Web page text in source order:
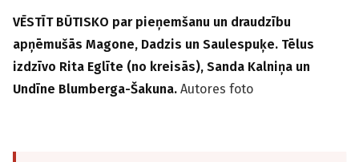
VĒSTĪT BŪTISKO par pieņemšanu un draudzību
apņēmušās Magone, Dadzis un Saulespuķe. Tēlus
izdzīvo Rita Eglīte (no kreisās), Sanda Kalniņa un
Undīne Blumberga-Šakuna. Autores foto